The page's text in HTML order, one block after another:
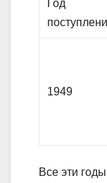
Год
1949
Все эти